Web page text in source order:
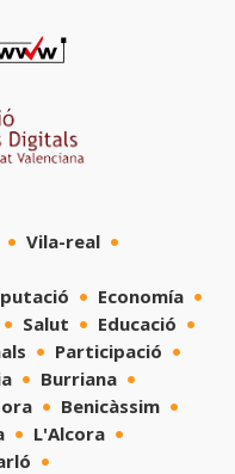
Vila-real
Economía
Salut
Educació
Participació
Burriana
Benicàssim
L'Alcora